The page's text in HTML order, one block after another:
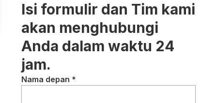
Isi formulir dan Tim kami
akan menghubungi
Anda dalam waktu 24
jam.
Nama depan *